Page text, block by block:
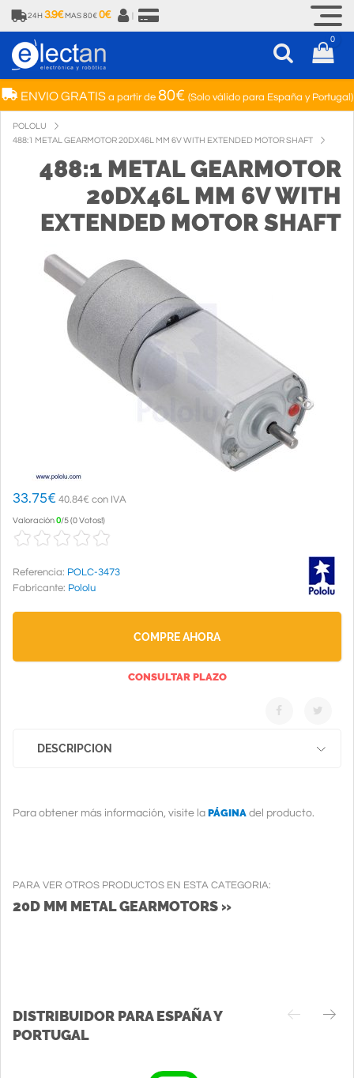
24H 3.9€ MAS 80€ 0€
0
ENVIO GRATISa partir de 80€ (Solo válido para España y Portugal)
POLOLU
488:1 METAL GEARMOTOR 20DX46L MM 6V WITH EXTENDED MOTOR SHAFT
488:1 METAL GEARMOTOR
20DX46L MM 6V WITH
EXTENDED MOTOR SHAFT
33.75€ 40.84€ con IVA
Valoración0/5(0 Votos!)
Referencia: POLC-3473
Fabricante: Pololu
COMPRE AHORA
CONSULTAR PLAZO
DESCRIPCION
Para obtener más información, visite la PÁGINA del producto.
PARA VER OTROS PRODUCTOS EN ESTA CATEGORIA:
20D MM METAL GEARMOTORS »
DISTRIBUIDOR PARA ESPAÑA Y
PORTUGAL